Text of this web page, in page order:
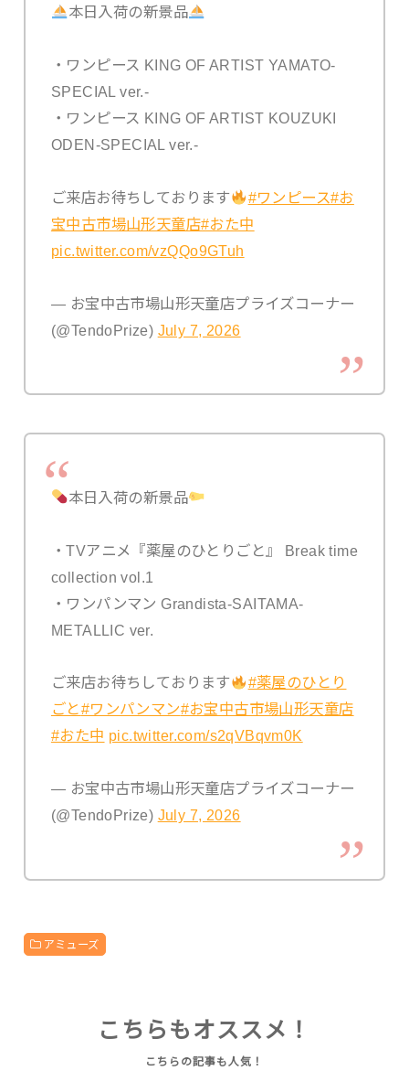
本日入荷の新景品
・ワンピース KING OF ARTIST YAMATO-
SPECIAL ver.-
・ワンピース KING OF ARTIST KOUZUKI
ODEN-SPECIAL ver.-
ご来店お待ちしております #ワンピース#お
宝中古市場山形天童店#おた中
pic.twitter.com/vzQQo9GTuh
— お宝中古市場山形天童店プライズコーナー
(@TendoPrize) July 7, 2026
本日入荷の新景品
・TVアニメ『薬屋のひとりごと』 Break time
collection vol.1
・ワンパンマン Grandista-SAITAMA-
METALLIC ver.
ご来店お待ちしております
#薬屋のひとり
ごと#ワンパンマン#お宝中古市場山形天童店
#おた中 pic.twitter.com/s2qVBqvm0K
— お宝中古市場山形天童店プライズコーナー
(@TendoPrize) July 7, 2026
アミューズ
こちらもオススメ！